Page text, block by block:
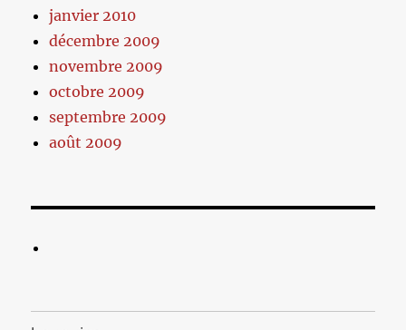
janvier 2010
décembre 2009
novembre 2009
octobre 2009
septembre 2009
août 2009